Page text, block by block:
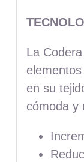
La
en su
cómoda y